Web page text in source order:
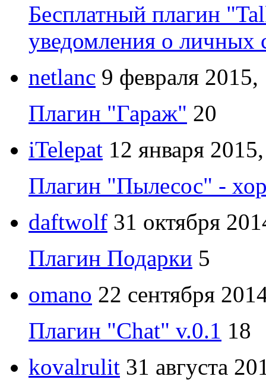
Бесплатный плагин
уведомления о личных
netlanc 9 февраля 2015,
Плагин "Гараж" 20
iTelepat 12 января
Плагин "Пылесос" -
daftwolf 31 октября
Плагин Подарки 5
omano 22 сентября
Плагин "Chat" v.0.1 18
kovalrulit 31 августа